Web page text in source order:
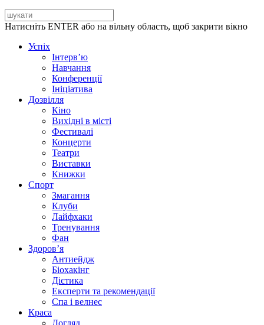
Натисніть ENTER або на вільну область, щоб закрити вікно
Успіх
Інтерв’ю
Навчання
Конференції
Ініціатива
Дозвілля
Кіно
Вихідні в місті
Фестивалі
Концерти
Театри
Виставки
Книжки
Спорт
Змагання
Клуби
Лайфхаки
Тренування
Фан
Здоров’я
Антиейдж
Біохакінг
Дієтика
Експерти та рекомендації
Спа i велнес
Краса